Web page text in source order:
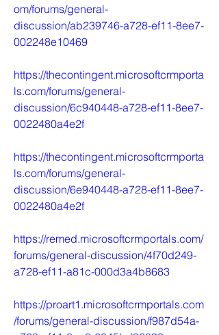
om/forums/general-
discussion/ab239746-a728-ef11-8ee7-
002248e10469
https://thecontingent.microsoftcrmporta
ls.com/forums/general-
discussion/6c940448-a728-ef11-8ee7-
0022480a4e2f
https://thecontingent.microsoftcrmporta
ls.com/forums/general-
discussion/6e940448-a728-ef11-8ee7-
0022480a4e2f
https://remed.microsoftcrmportals.com/
forums/general-discussion/4f70d249-
a728-ef11-a81c-000d3a4b8683
https://proart1.microsoftcrmportals.com
/forums/general-discussion/f987d54a-